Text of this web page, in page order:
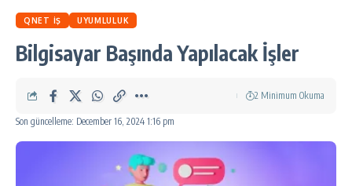
QNET İŞ UYUMLULUK
Bilgisayar Başında Yapılacak İşler
Son güncelleme: December 16, 2024 1:16 pm
2 Minimum Okuma